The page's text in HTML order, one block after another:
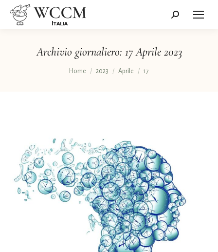
Cerca:
Archivio giornaliero: 17 Aprile 2023
Tu sei qui:
Home 2023 Aprile 17